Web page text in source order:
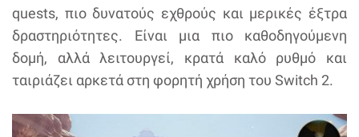
quests, πιο δυνατούς εχθρούς και μερικές έξτρα
δραστηριότητες. Είναι μια πιο καθοδηγούμενη
δομή, αλλά λειτουργεί, κρατά καλό ρυθμό και
ταιριάζει αρκετά στη φορητή χρήση του Switch 2.